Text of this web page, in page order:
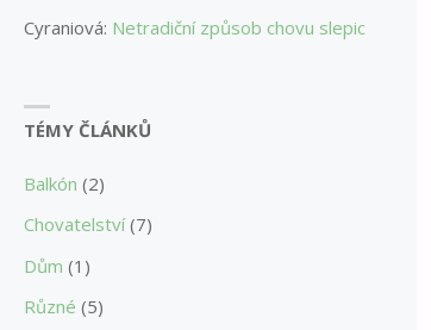
Cyraniová: Netradiční způsob chovu slepic
TÉMY ČLÁNKŮ
Balkón (2)
Chovatelství(7)
Dům (1)
Různé (5)